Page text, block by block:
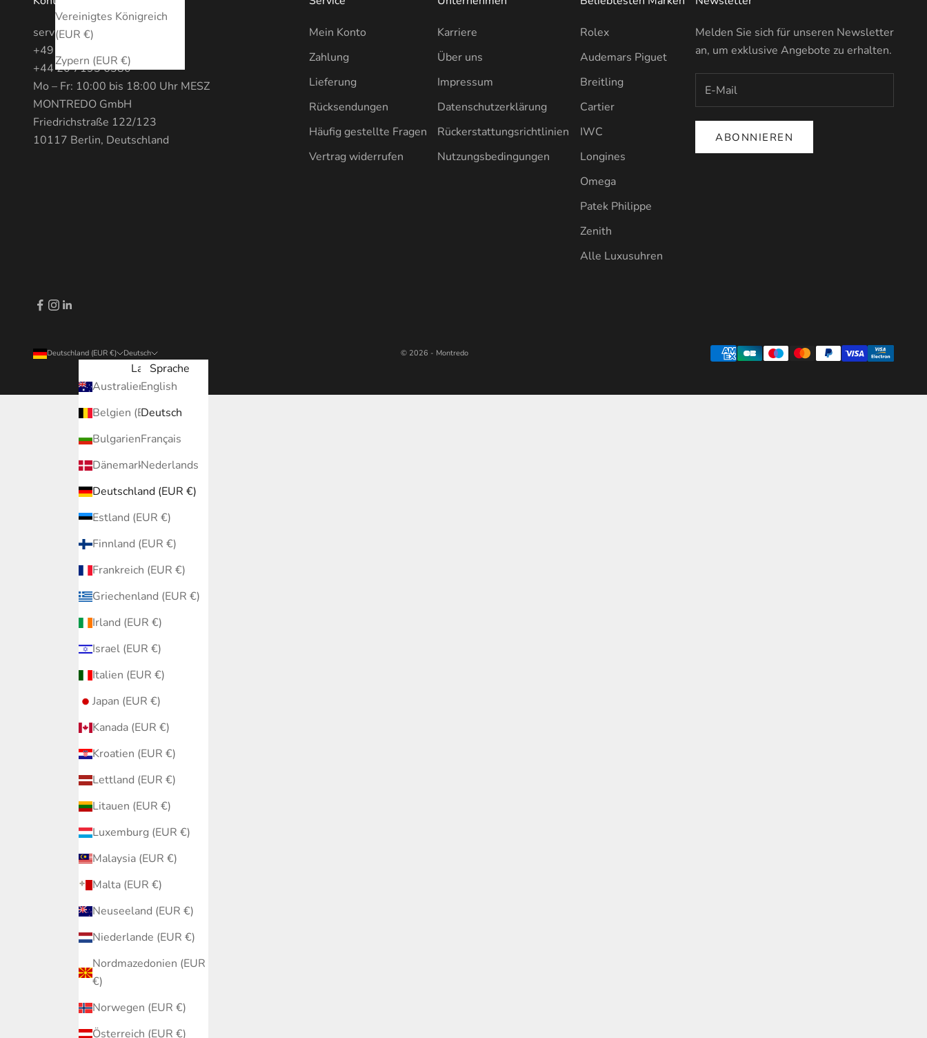
Vereinigtes Königreich
(EUR €)
Zypern (EUR €)
service@MONTREDO.com
+49 (0) 3028886470
+44 20 7193 6380
Mo – Fr: 10:00 bis 18:00 Uhr MESZ
MONTREDO GmbH
Friedrichstraße 122/123
10117 Berlin, Deutschland
Mein Konto
Zahlung
Lieferung
Rücksendungen
Häufig gestellte Fragen
Vertrag widerrufen
Karriere
Über uns
Impressum
Datenschutzerklärung
Rückerstattungsrichtlinien
Nutzungsbedingungen
Rolex
Audemars Piguet
Breitling
Cartier
IWC
Longines
Omega
Patek Philippe
Zenith
Alle Luxusuhren
Melden Sie sich für unseren Newsletter
an, um exklusive Angebote zu erhalten.
ABONNIEREN
Deutschland (EUR €)
Land
Australien (EUR €)
Belgien (EUR €)
Bulgarien (EUR €)
Dänemark (EUR €)
Deutschland (EUR €)
Estland (EUR €)
Finnland (EUR €)
Frankreich (EUR €)
Griechenland (EUR €)
Irland (EUR €)
Israel (EUR €)
Italien (EUR €)
Japan (EUR €)
Kanada (EUR €)
Kroatien (EUR €)
Lettland (EUR €)
Litauen (EUR €)
Luxemburg (EUR €)
Malaysia (EUR €)
Malta (EUR €)
Neuseeland (EUR €)
Niederlande (EUR €)
Nordmazedonien (EUR
€)
Norwegen (EUR €)
Österreich (EUR €)
Deutsch
Sprache
English
Deutsch
Français
Nederlands
© 2026 - Montredo